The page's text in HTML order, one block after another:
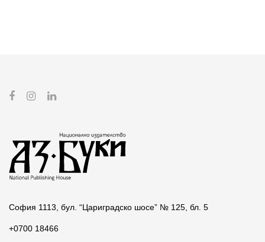
София 1113, бул. “Цариградско шосе” № 125, бл. 5
+0700 18466